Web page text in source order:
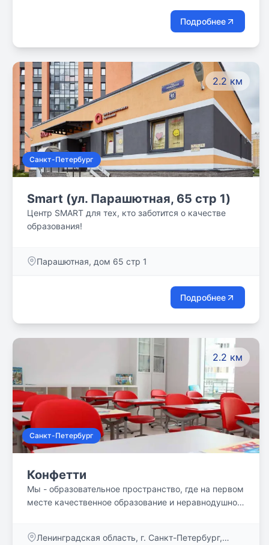
Подробнее
2.2 км
Санкт-Петербург
Smart (ул. Парашютная, 65 стр 1)
Центр SMART для тех, кто заботится о качестве
образования!
Парашютная, дом 65 стр 1
Подробнее
2.2 км
Санкт-Петербург
Конфетти
Мы - образовательное пространство, где на первом
месте качественное образование и неравнодушное
Ленинградская область, г. Санкт-Петербург,